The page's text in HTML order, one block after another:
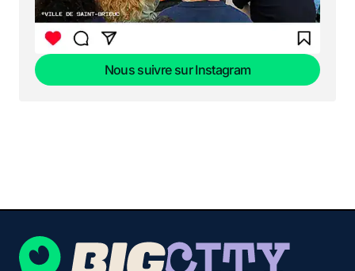
Nous suivre sur Instagram